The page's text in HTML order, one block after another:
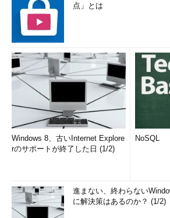
点」とは
Windows 8、古いInternet Explore
rのサポートが終了した日 (1/2)
NoSQL
進まない、終わらない
に解決策はあるのか？ (1/2)